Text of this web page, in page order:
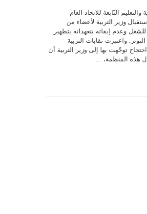
التّابعة للاتحاد العام
وزير التربية لأعضاء من
وعدم إيفائه بتعهداته بتطهير
واعتبرت نقابات التربية
توجّهت بها إلى وزير التربية أن
هذه المنظمة، ...